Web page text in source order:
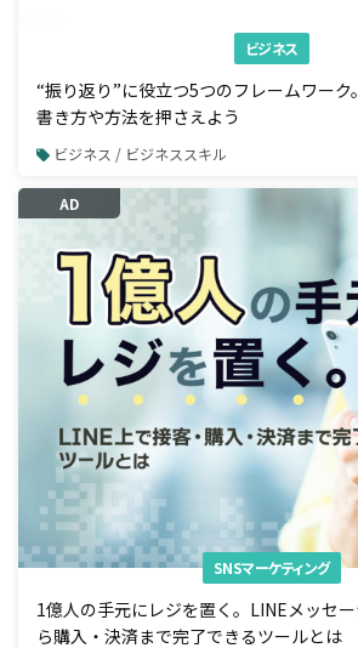
ビジネス
“振り返り”に役立つ5つのフレームワー
書き方や方法を押さえよう
ビジネス / ビジネススキル
AD
SNSマーケティング
1億人の手元にレジを置く。LINEメッセ
ら購入・決済まで完了できるツールとは